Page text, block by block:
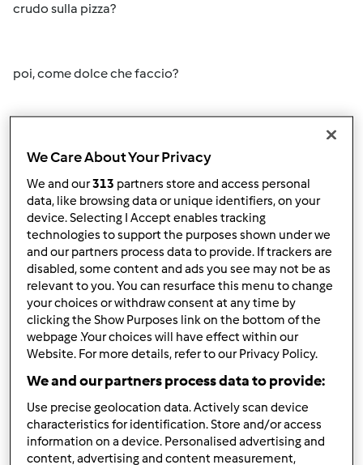
crudo sulla pizza?
poi, come dolce che faccio?
In cima
Accedio registrati per poter commentare
Anonimo (non verificato)
Gio, 05/19/2011 - 17:17
per prima cosa dovrai fare due impasti, perchè è meglio
non superare i 600 gr di farina consigliati dalla
We Care About Your Privacy
We and our313 partners store and access personal
data, like browsing data or unique identifiers, on your
device. Selecting I Accept enables tracking
technologies to support the purposes shown under we
and our partners process data to provide. If trackers are
disabled, some content and ads you see may not be as
relevant to you. You can resurface this menu to change
your choices or withdraw consent at any time by
clicking the Show Purposes link on the bottom of the
webpage .Your choices will have effect within our
Website. For more details, refer to our Privacy Policy.
We and our partners process data to provide:
Use precise geolocation data. Actively scan device
characteristics for identification. Store and/or access
information on a device. Personalised advertising and
content, advertising and content measurement,